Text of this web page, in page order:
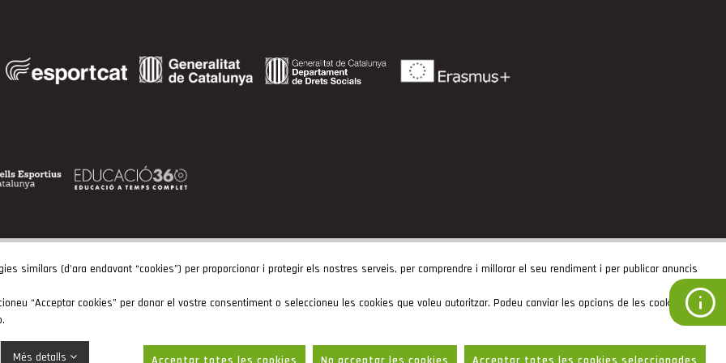
similars (d'ara endavant “cookies”) per proporcionar i protegir els nostres serveis, per comprendre i millorar el seu rendiment i per publicar anuncis
“Acceptar cookies” per donar el vostre consentiment o seleccioneu les cookies que voleu autoritzar. Podeu canviar les opcions de les cookies i
Més detalls
by Neorg